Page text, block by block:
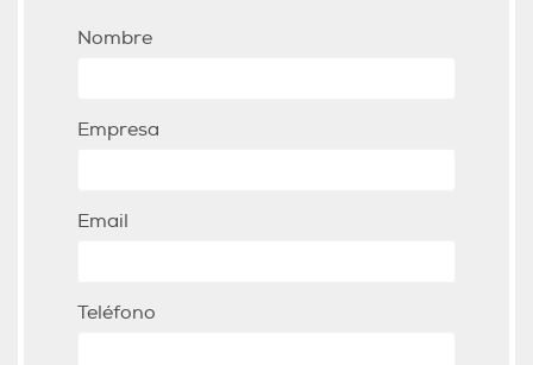
Nombre
Empresa
Email
Teléfono